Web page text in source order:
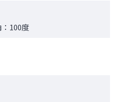
100度